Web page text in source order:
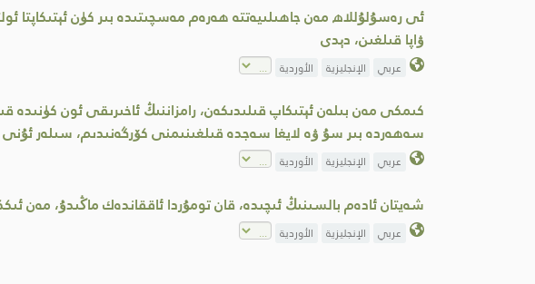
ئى رەسۇلۇللاھ مەن جاھىلىيەتتە ھەرەم مەسچىتىدە بىر كۈن ئېتىكاپتا
ۋاپا قىلغىن، دېدى
عربي الإنجليزية الأوردية
كىمكى مەن بىلەن ئېتىكاپ قىلىدىكەن، رامزاننىڭ ئاخىرىقى ئون
سەھەردە بىر سۇ ۋە لايغا سەجدە قىلغىنىمنى كۆرگەنىدىم، سىلەر ئۇنى
عربي الإنجليزية الأوردية
شەيتان ئادەم بالسىنىڭ ئىچىدە، قان تومۇردا ئاققاندەك ماڭىدۇ،
عربي الإنجليزية الأوردية